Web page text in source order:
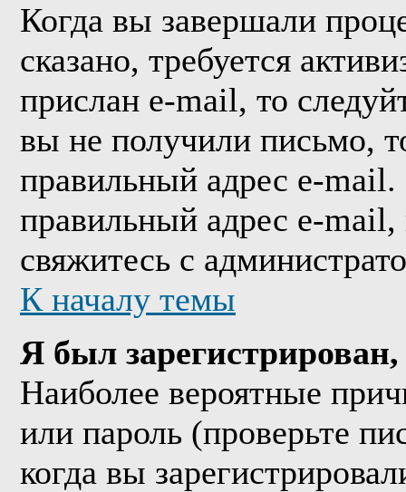
Когда вы завершали
сказано, требуется
прислан e-mail, то
вы не получили письмо,
правильный адрес e-
правильный адрес e-
свяжитесь с
К началу темы
Я был
Наиболее вероятные
или пароль (проверьте
когда вы